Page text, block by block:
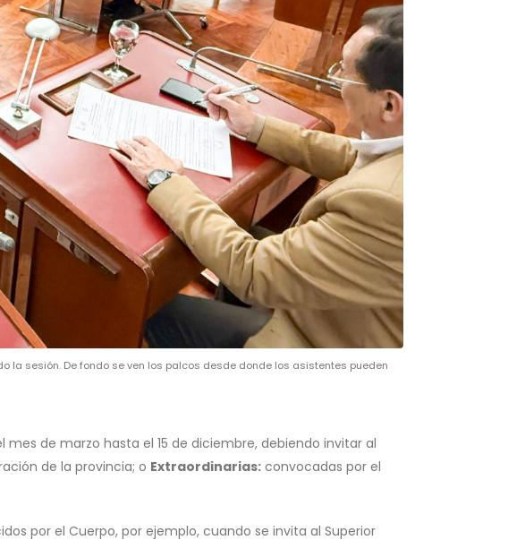
la sesión. De fondo se ven los palcos desde donde los asistentes pueden
de marzo hasta el 15 de diciembre, debiendo invitar al
de la provincia; o Extraordinarias: convocadas por el
por el Cuerpo, por ejemplo, cuando se invita al Superior